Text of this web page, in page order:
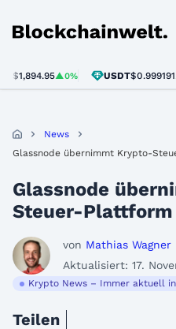
Blockchainwelt
▲0% USDT$0.999191
News
Glassnode übernimmt Krypto-
Glassnode
Steuer-
von Mathias Wagner
Aktualisiert: 17.
Krypto News – Immer aktuell
Teilen